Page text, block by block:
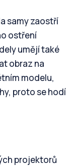
samy zaostří
ostření
umějí také
obraz na
modelu,
proto se hodí
projektorů